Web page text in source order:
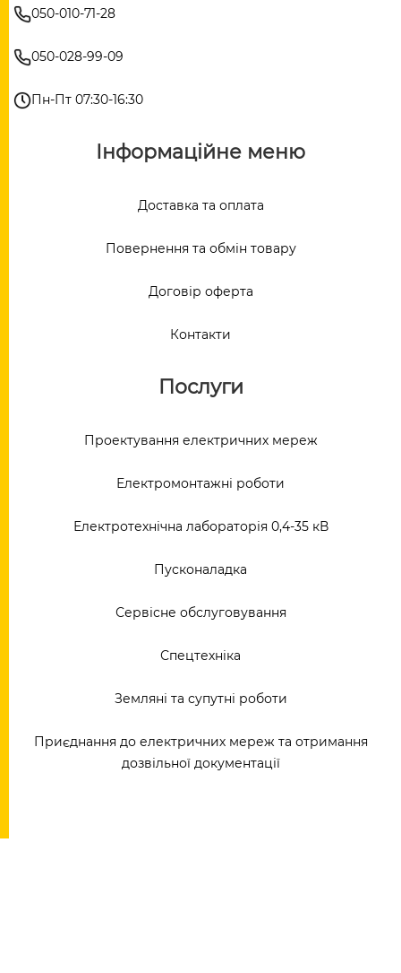
050-010-71-28
050-028-99-09
Пн-Пт 07:30-16:30
Інформаційне меню
Доставка та оплата
Повернення та обмін товару
Договір оферта
Контакти
Послуги
Проектування електричних мереж
Електромонтажні роботи
Електротехнічна лабораторія 0,4-35 кВ
Пусконаладка
Сервісне обслуговування
Спецтехніка
Земляні та супутні роботи
Приєднання до електричних мереж та отримання
дозвільної документації